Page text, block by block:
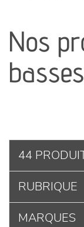
séjours
meubles de
literie
décoration
Nos
44
RUBRIQUE
MARQUES